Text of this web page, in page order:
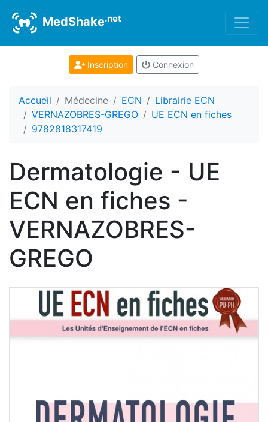
MedShake.net
Inscription Connexion
Accueil Médecine ECN
Librairie ECN
VERNAZOBRES-GREGO
UE ECN en fiches
9782818317419
Dermatologie - UE
ECN en fiches -
VERNAZOBRES-
GREGO